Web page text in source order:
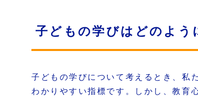
子どもの学びはどのよう
子どもの学びについて考えるとき、私
わかりやすい指標です。しかし、教育